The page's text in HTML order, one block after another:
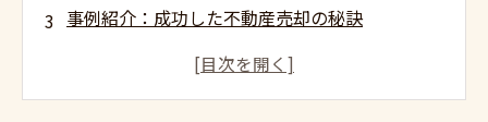
事例紹介：成功した不動産売却の秘訣
契約の流れを理解して安心取引を目指そう